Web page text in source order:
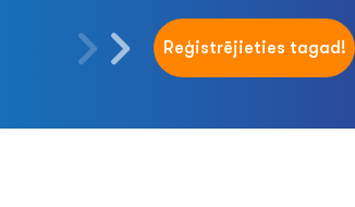
Reģistrējieties tagad!